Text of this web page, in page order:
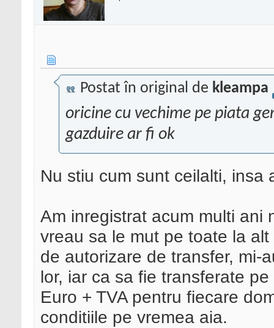
Postat în original de kleampa
oricine cu vechime pe piata
gazduire ar fi ok
Nu stiu cum sunt ceilalti, insa
Am inregistrat acum multi ani
vreau sa le mut pe toate la
de autorizare de transfer, mi-
lor, iar ca sa fie transferate
Euro + TVA pentru fiecare
conditiile pe vremea aia.